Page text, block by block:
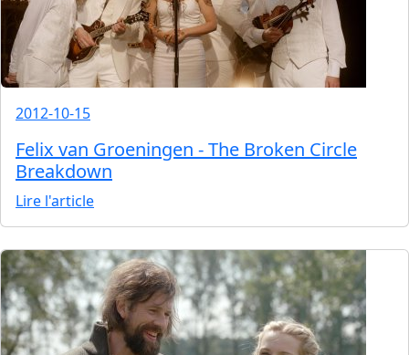
2012-10-15
Felix van Groeningen - The Broken Circle
Breakdown
Lire l'article